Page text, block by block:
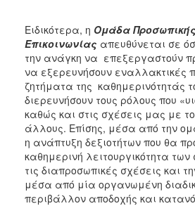
Ειδικότερα, η Ομάδα
Επικοινωνίας απευθύνεται σε
την ανάγκη να επεξεργαστούν
να εξερευνήσουν εναλλακτικές
ζητήματα της καθημερινότητάς
διερευνήσουν τους ρόλους που
καθώς και στις σχέσεις μας με
άλλους. Επίσης, μέσα από την
η ανάπτυξη δεξιοτήτων που θα
καθημερινή λειτουργικότητα
τις διαπροσωπικές σχέσεις και
μέσα από μία οργανωμένη
περιβάλλον αποδοχής και